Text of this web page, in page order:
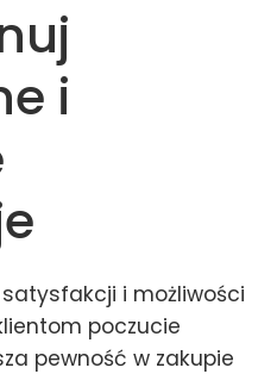
i
i możliwości
poczucie
pewność w zakupie